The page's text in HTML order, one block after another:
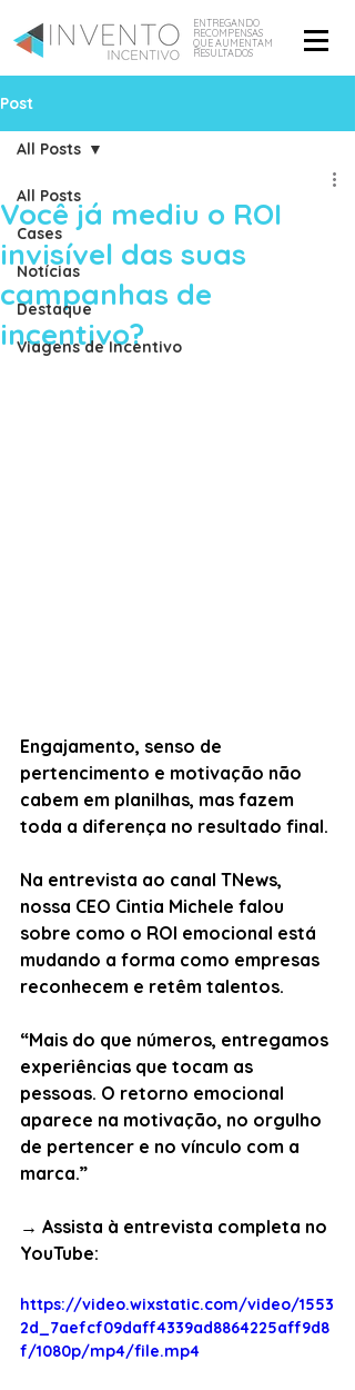
ENTREGANDO
RECOMPENSAS
QUE AUMENTAM
RESULTADOS
Post
All Posts
Cases
Notícias
Destaque
Viagens de Incentivo
All Posts
Você já mediu o ROI
invisível das suas
campanhas de
incentivo?
Engajamento, senso de
pertencimento e motivação não
cabem em planilhas, mas fazem
toda a diferença no resultado final.
Na entrevista ao canal TNews,
nossa CEO Cintia Michele falou
sobre como o ROI emocional está
mudando a forma como empresas
reconhecem e retêm talentos.
“Mais do que números, entregamos
experiências que tocam as
pessoas. O retorno emocional
aparece na motivação, no orgulho
de pertencer e no vínculo com a
marca.”
→ Assista à entrevista completa no
YouTube:
https://video.wixstatic.com/video/1553
2d_7aefcf09daff4339ad8864225aff9d8
f/1080p/mp4/file.mp4